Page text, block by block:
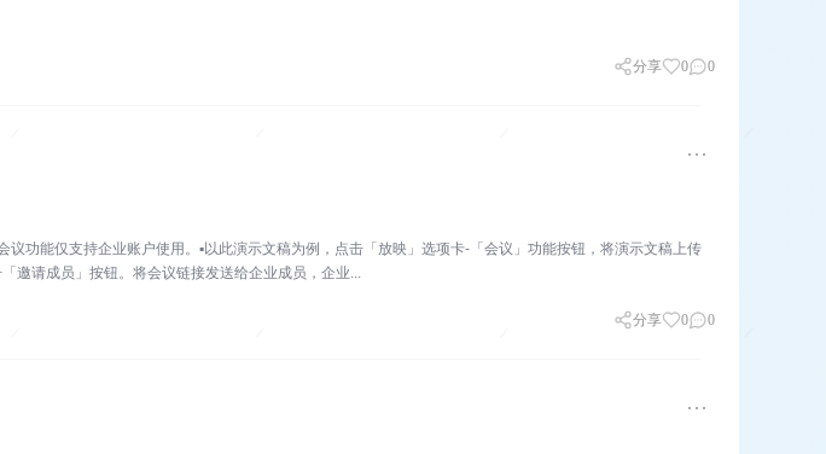
分享 0 0
功能仅支持企业账户使用。▪以此演示文稿为例，点击「放映」选项卡-「会议」功能按钮，将演示文稿上传
邀请成员」按钮。将会议链接发送给企业成员，企业...
分享 0 0